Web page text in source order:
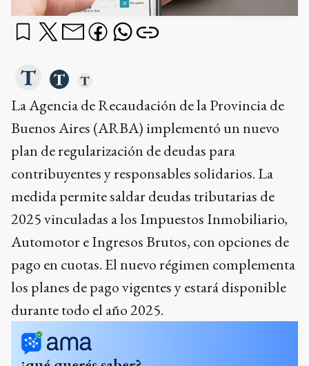
La Agencia de Recaudación de la Provincia de
Buenos Aires (ARBA) implementó un nuevo
plan de regularización de deudas para
contribuyentes y responsables solidarios. La
medida permite saldar deudas tributarias de
2025 vinculadas a los Impuestos Inmobiliario,
Automotor e Ingresos Brutos, con opciones de
pago en cuotas. El nuevo régimen complementa
los planes de pago vigentes y estará disponible
durante todo el año 2025.